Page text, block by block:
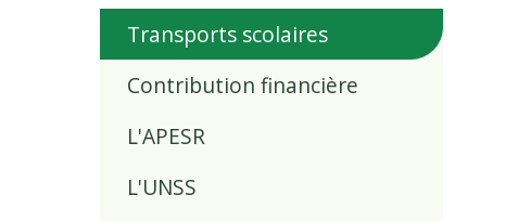
Transports scolaires
Contribution financière
L'APESR
L'UNSS